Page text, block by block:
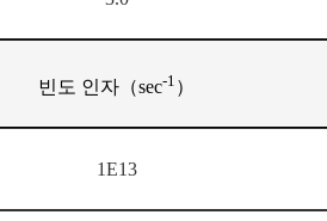
빈도 인자（sec-1 ）
1E13